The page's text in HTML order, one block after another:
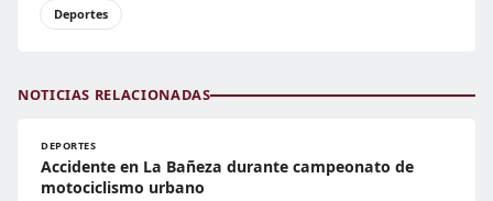
Deportes
NOTICIAS RELACIONADAS
DEPORTES
Accidente en La Bañeza durante campeonato de
motociclismo urbano